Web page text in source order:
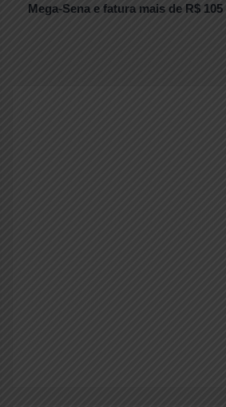
Mega-Sena e fatura mais de R$ 105